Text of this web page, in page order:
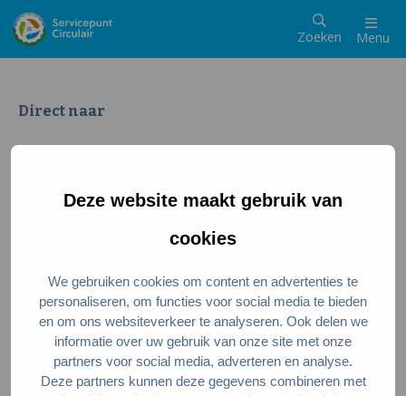
Deze website maakt gebruik van
cookies
We gebruiken cookies om content en advertenties te
personaliseren, om functies voor social media te bieden
en om ons websiteverkeer te analyseren. Ook delen we
informatie over uw gebruik van onze site met onze
partners voor social media, adverteren en analyse.
Deze partners kunnen deze gegevens combineren met
Zoeken Menu
Direct naar
Wat is een circulaire samenleving
Meedoen als ondernemer
Circulaire producten en diensten
Wie zijn wij?
Over ons
Stel je vraag
Servicepunt Team